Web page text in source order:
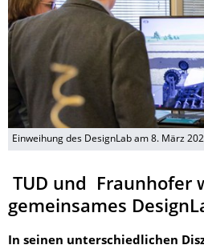
Einweihung des DesignLab am 8. März
TUD und Fraunhofer
gemeinsames
In seinen unterschiedlichen